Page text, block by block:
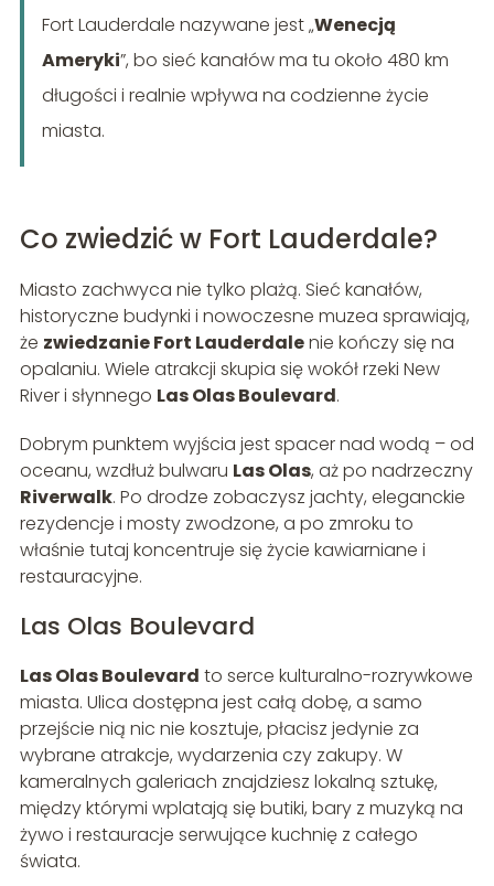
Fort Lauderdale nazywane jest „Wenecją
Ameryki”, bo sieć kanałów ma tu około 480 km
długości i realnie wpływa na codzienne życie
miasta.
Co zwiedzić w Fort Lauderdale?
Miasto zachwyca nie tylko plażą. Sieć kanałów,
historyczne budynki i nowoczesne muzea sprawiają,
że zwiedzanie Fort Lauderdalenie kończy się na
opalaniu. Wiele atrakcji skupia się wokół rzeki New
River i słynnego Las Olas Boulevard.
Dobrym punktem wyjścia jest spacer nad wodą – od
oceanu, wzdłuż bulwaru Las Olas, aż po nadrzeczny
Riverwalk. Po drodze zobaczysz jachty, eleganckie
rezydencje i mosty zwodzone, a po zmroku to
właśnie tutaj koncentruje się życie kawiarniane i
restauracyjne.
Las Olas Boulevard
Las Olas Boulevard to serce kulturalno-rozrywkowe
miasta. Ulica dostępna jest całą dobę, a samo
przejście nią nic nie kosztuje, płacisz jedynie za
wybrane atrakcje, wydarzenia czy zakupy. W
kameralnych galeriach znajdziesz lokalną sztukę,
między którymi wplatają się butiki, bary z muzyką na
żywo i restauracje serwujące kuchnię z całego
świata.